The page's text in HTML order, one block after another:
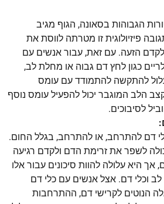
הגבוהות בסאונה, הגוף מגיב
פיזיולוגית זו מטרתה לווסת את
הזעה. עם זאת, עבור אנשים עם
כגון לחץ דם גבוה או מחלת לב,
להתקשה להתמודד עם עומס
הלב המוגבר יכול להפעיל עומס נוסף
לסיבוכים.
דם להתרחב, או להתרחב, בגלל החום.
לשפר את זרימת הדם ולקדם רגיעה
אך היא עלולה להוות סיכונים עבור אלו
וכלי דם. אצל אנשים עם כלי דם
הנוטים לקרישי דם, ההתרחבות